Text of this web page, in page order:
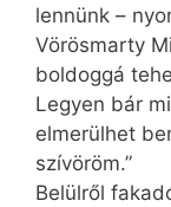
lennünk –
Vörösmarty
boldoggá
Legyen bár
elmerülhet
szívöröm.”
Belülről